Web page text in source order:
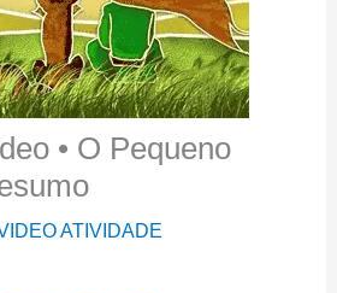
• O Pequeno
ATIVIDADE